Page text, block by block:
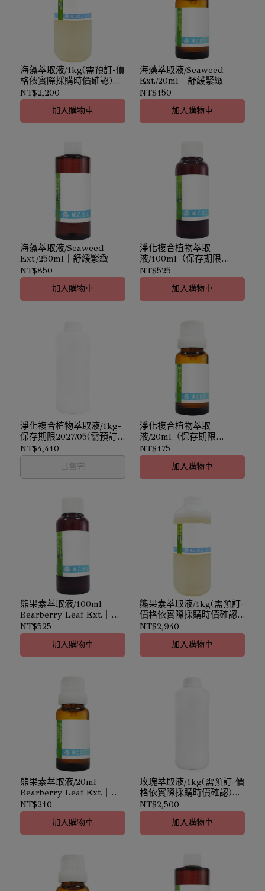
海藻萃取液/1kg(需預訂-價
格依實際採購時價確認)｜
Seaweed Ext.｜舒緩緊緻
NT$2,200
加入購物車
海藻萃取液/Seaweed
Ext./20ml｜舒緩緊緻
NT$150
加入購物車
海藻萃取液/Seaweed
Ext./250ml｜舒緩緊緻
NT$850
加入購物車
淨化複合植物萃取
液/100ml（保存期限
2027/05）｜淨化收斂
NT$525
加入購物車
淨化複合植物萃取液/1kg-
保存期限2027/05(需預訂-
價格依實際採購時價確認)
｜淨化收斂
NT$4,410
已售完
淨化複合植物萃取
液/20ml（保存期限
2027/05）｜淨化收斂
NT$175
加入購物車
熊果素萃取液/100ml｜
Bearberry Leaf Ext.｜亮
白肌膚
NT$525
加入購物車
熊果素萃取液/1kg(需預訂-
價格依實際採購時價確認)
｜Bearberry Leaf Ext.｜
亮白肌膚
NT$2,940
加入購物車
熊果素萃取液/20ml｜
Bearberry Leaf Ext.｜亮
白肌膚
NT$210
加入購物車
玫瑰萃取液/1kg(需預訂-價
格依實際採購時價確認)｜
Rose Ext.｜滋養賦活
NT$2,500
加入購物車